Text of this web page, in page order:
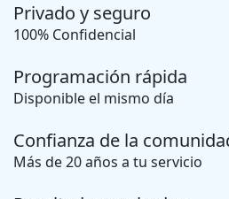
Privado y seguro
100% Confidencial
Programación rápida
Disponible el mismo día
Confianza de la
Más de 20 años a tu servicio